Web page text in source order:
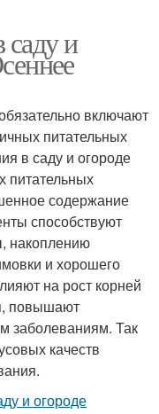
и
включают
питательных
в саду и огороде
питательных
содержание
способствуют
накоплению
и хорошего
на рост корней
повышают
заболеваниям. Так
качеств